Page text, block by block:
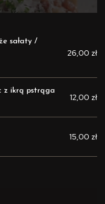
sałaty /
26,00 zł
z ikrą pstrąga
12,00 zł
15,00 zł